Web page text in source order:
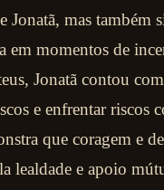
Jonatã, mas também
em momentos de
Jonatã contou
e enfrentar riscos
que coragem e
lealdade e apoio